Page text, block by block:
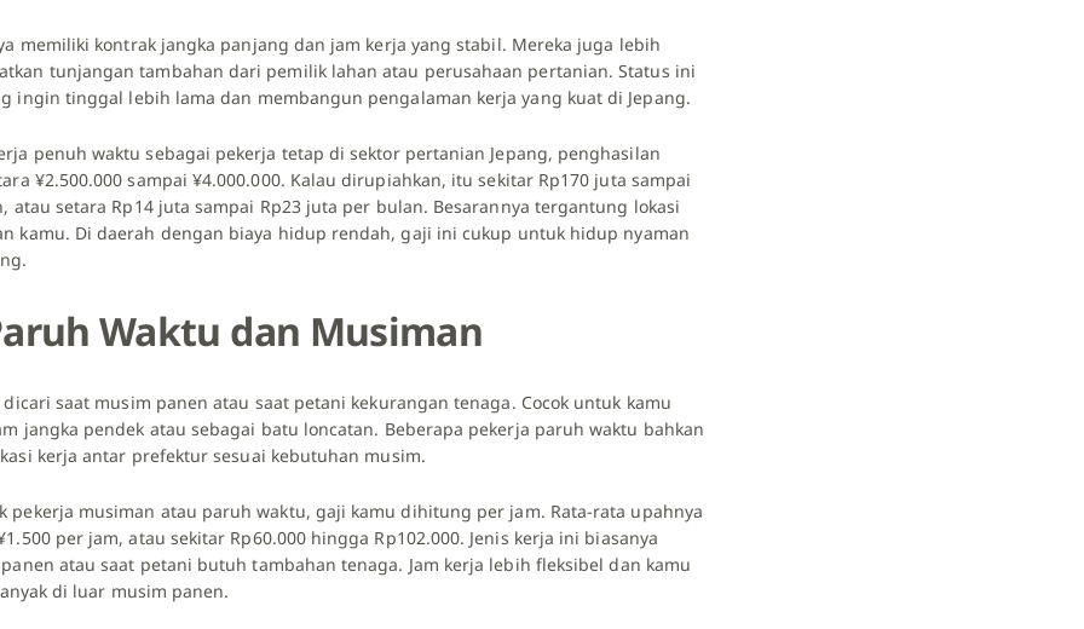
memiliki kontrak jangka panjang dan jam kerja yang stabil. Mereka juga lebih
tunjangan tambahan dari pemilik lahan atau perusahaan pertanian. Status ini
ingin tinggal lebih lama dan membangun pengalaman kerja yang kuat di Jepang.
penuh waktu sebagai pekerja tetap di sektor pertanian Jepang, penghasilan
¥2.500.000 sampai ¥4.000.000. Kalau dirupiahkan, itu sekitar Rp170 juta sampai
atau setara Rp14 juta sampai Rp23 juta per bulan. Besarannya tergantung lokasi
kamu. Di daerah dengan biaya hidup rendah, gaji ini cukup untuk hidup nyaman
Waktu dan Musiman
saat musim panen atau saat petani kekurangan tenaga. Cocok untuk kamu
jangka pendek atau sebagai batu loncatan. Beberapa pekerja paruh waktu bahkan
kerja antar prefektur sesuai kebutuhan musim.
pekerja musiman atau paruh waktu, gaji kamu dihitung per jam. Rata-rata upahnya
per jam, atau sekitar Rp60.000 hingga Rp102.000. Jenis kerja ini biasanya
atau saat petani butuh tambahan tenaga. Jam kerja lebih fleksibel dan kamu
di luar musim panen.